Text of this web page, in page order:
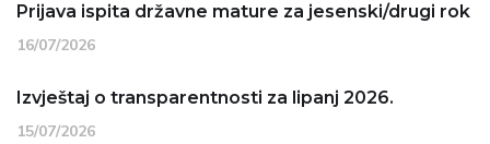
Prijava ispita državne mature za jesenski/drugi rok
16/07/2026
Izvještaj o transparentnosti za lipanj 2026.
15/07/2026